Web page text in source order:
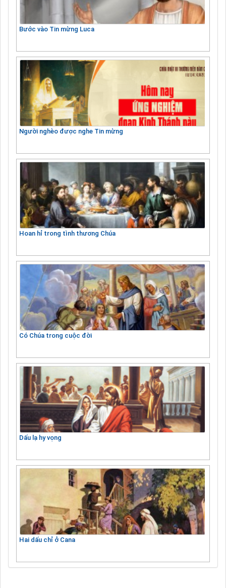
Bước vào Tin mừng Luca
Người nghèo được nghe Tin mừng
Hoan hỉ trong tình thương Chúa
Có Chúa trong cuộc đời
Dấu lạ hy vọng
Hai dấu chỉ ở Cana